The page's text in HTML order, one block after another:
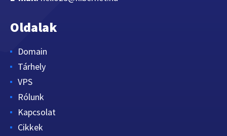
Oldalak
Domain
Tárhely
VPS
Rólunk
Kapcsolat
Cikkek